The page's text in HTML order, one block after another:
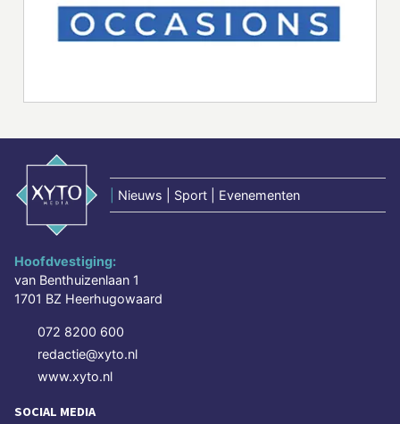
Nieuws | Sport | Evenementen
Hoofdvestiging:
van Benthuizenlaan 1
1701 BZ Heerhugowaard
072 8200 600
redactie@xyto.nl
www.xyto.nl
SOCIAL MEDIA